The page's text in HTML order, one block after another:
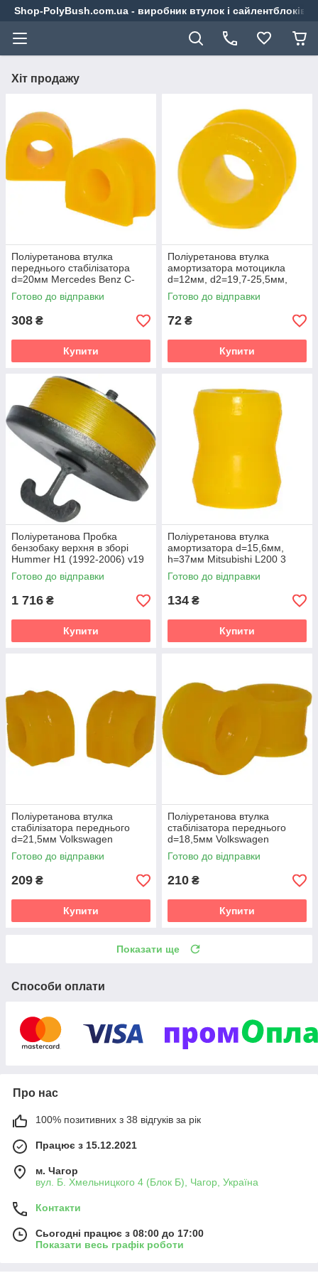
Shop-PolyBush.com.ua - виробник втулок і сайлентблоків
Хіт продажу
Поліуретанова втулка
переднього стабілізатора
d=20мм Mercedes Benz C-
Class 2 gen. (W203) Седан
(2000-2007) v19
Готово до відправки
308 ₴
Купити
Поліуретанова втулка
амортизатора мотоцикла
d=12мм, d2=19,7-25,5мм,
l=22,8мм 050226 v19
Готово до відправки
72 ₴
Купити
Поліуретанова Пробка
бензобаку верхня в зборі
Hummer H1 (1992-2006) v19
Готово до відправки
1 716 ₴
Купити
Поліуретанова втулка
амортизатора d=15,6мм,
h=37мм Mitsubishi L200 3
gen. (K60T) Пікап (1996-
2006) v19
Готово до відправки
134 ₴
Купити
Поліуретанова втулка
стабілізатора переднього
d=21,5мм Volkswagen
Transporter T4 (1990-2003)
v19
Готово до відправки
209 ₴
Купити
Поліуретанова втулка
стабілізатора переднього
d=18,5мм Volkswagen
Transporter T4 (1990-2003)
v19
Готово до відправки
210 ₴
Купити
Показати ще
Способи оплати
Про нас
100% позитивних з 38 відгуків за рік
Працює з 15.12.2021
м. Чагор
вул. Б. Хмельницкого 4 (Блок Б), Чагор, Україна
Контакти
Сьогодні працює з 08:00 до 17:00
Показати весь графік роботи